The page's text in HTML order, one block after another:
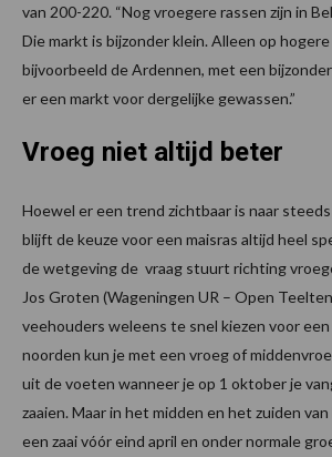
van 200-220. “Nog vroegere rassen zijn in
Die markt is bijzonder klein. Alleen op
bijvoorbeeld de Ardennen, met een
er een markt voor dergelijke gewassen.”
Vroeg niet altijd beter
Hoewel er een trend zichtbaar is naar
blijft de keuze voor een maisras altijd heel
de wetgeving de vraag stuurt richting
Jos Groten (Wageningen UR – Open
veehouders weleens te snel kiezen voor
noorden kun je met een vroeg of
uit de voeten wanneer je op 1 oktober je
zaaien. Maar in het midden en het zuiden
een zaai vóór eind april en onder normale